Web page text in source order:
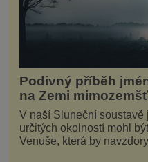
Podivný příběh
na Zemi
V naší Sluneční soustavě
určitých okolností mohl
Venuše, která by
smrtícímu složení